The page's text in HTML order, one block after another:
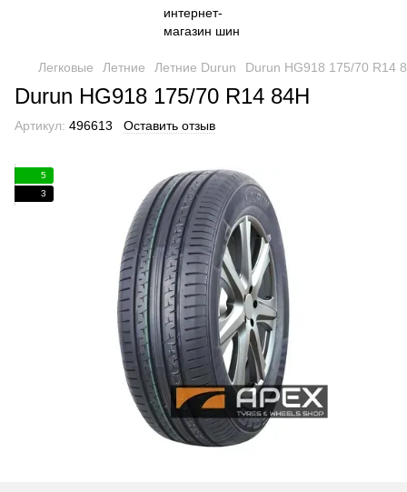
Легковые Летние Летние Durun Durun HG918 175/70 R14
Durun HG918 175/70 R14 84H
Артикул: 496613 Оставить отзыв
5
3